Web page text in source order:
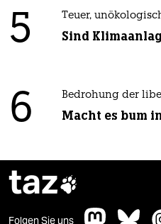
5 Teuer,
Sind
6 Bedrohung der
Macht es bum
taz
Folgen Sie uns